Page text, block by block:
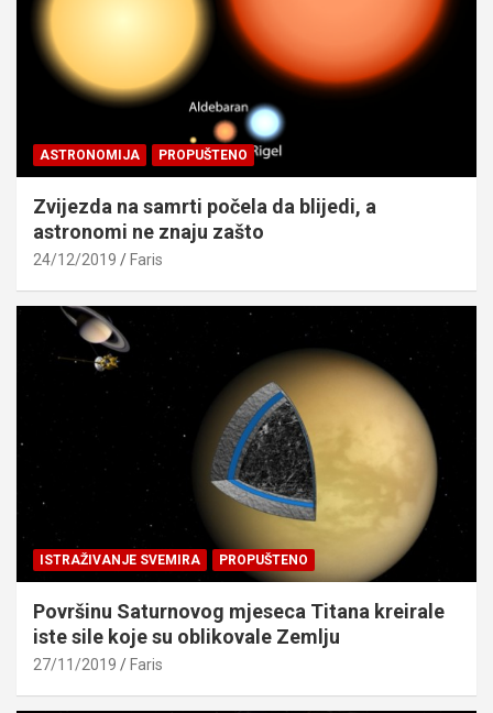
ASTRONOMIJA PROPUŠTENO
Zvijezda na samrti počela da blijedi, a
astronomi ne znaju zašto
24/12/2019 Faris
ISTRAŽIVANJE SVEMIRA PROPUŠTENO
Površinu Saturnovog mjeseca Titana kreirale
iste sile koje su oblikovale Zemlju
27/11/2019 Faris